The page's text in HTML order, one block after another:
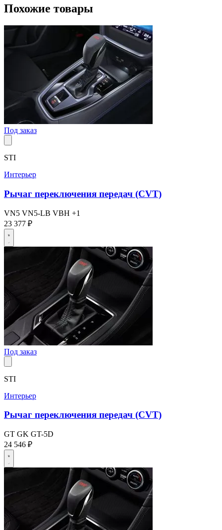
Похожие товары
Под заказ
STI
Интерьер
Рычаг переключения передач (CVT)
VN5 VN5-LB VBH +1
23 377 ₽
Под заказ
STI
Интерьер
Рычаг переключения передач (CVT)
GT GK GT-5D
24 546 ₽